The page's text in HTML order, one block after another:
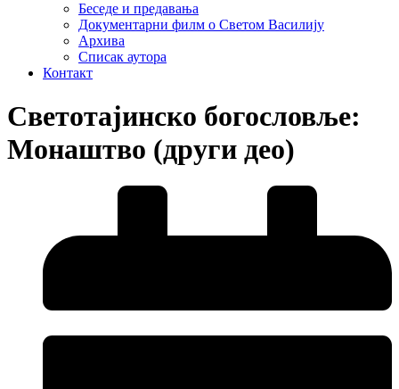
Беседе и предавања
Документарни филм о Светом Василију
Архива
Списак аутора
Контакт
Светотајинско богословље:
Монаштво (други део)